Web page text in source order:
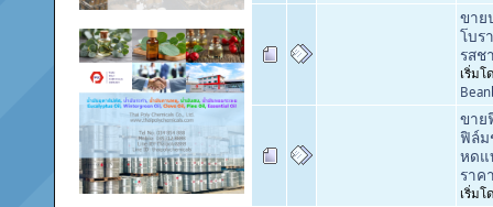
ขาย
โบร
รสช
เริ่มโ
ขาย
ฟิล์ม
หดแ
ราค
เริ่ม